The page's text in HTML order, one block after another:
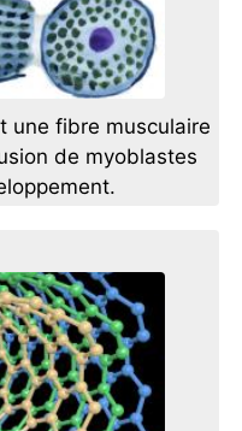
une fibre musculaire
de myoblastes